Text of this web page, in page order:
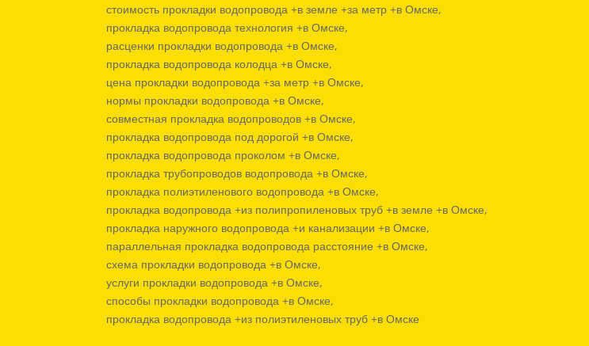
стоимость прокладки водопровода +в земле +за метр +в Омске,
прокладка водопровода технология +в Омске,
расценки прокладки водопровода +в Омске,
прокладка водопровода колодца +в Омске,
цена прокладки водопровода +за метр +в Омске,
нормы прокладки водопровода +в Омске,
совместная прокладка водопроводов +в Омске,
прокладка водопровода под дорогой +в Омске,
прокладка водопровода проколом +в Омске,
прокладка трубопроводов водопровода +в Омске,
прокладка полиэтиленового водопровода +в Омске,
прокладка водопровода +из полипропиленовых труб +в земле +в Омске,
прокладка наружного водопровода +и канализации +в Омске,
параллельная прокладка водопровода расстояние +в Омске,
схема прокладки водопровода +в Омске,
услуги прокладки водопровода +в Омске,
способы прокладки водопровода +в Омске,
прокладка водопровода +из полиэтиленовых труб +в Омске